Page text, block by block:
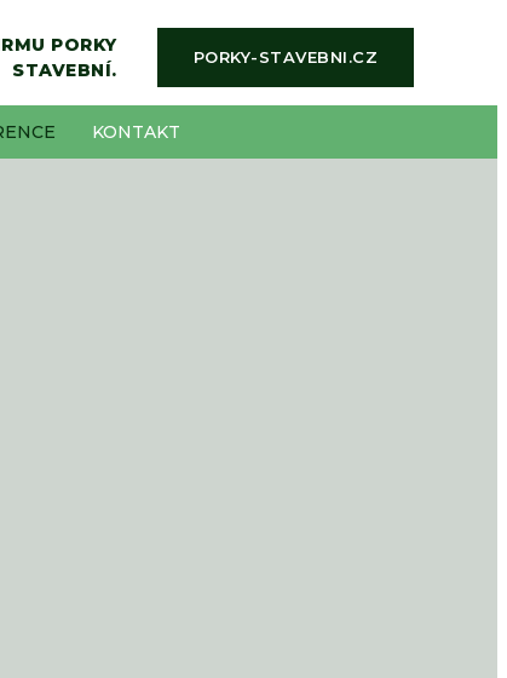
PORKY
STAVEBNÍ.
PORKY-STAVEBNI.CZ
KONTAKT